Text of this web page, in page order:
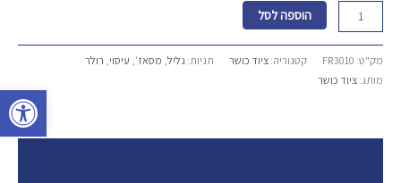
פתח
הוספה לסל
מק"ט: FR3010 קטגוריה:ציוד כושר תגיות:גליל, מסאז׳, עיסוי, רולר
מותג:ציוד כושר